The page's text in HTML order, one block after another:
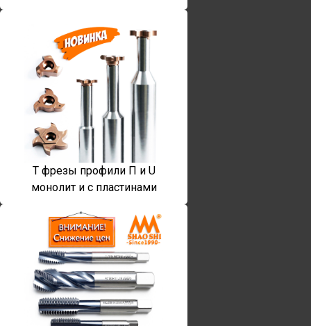
T фрезы профили П и U
монолит и с пластинами